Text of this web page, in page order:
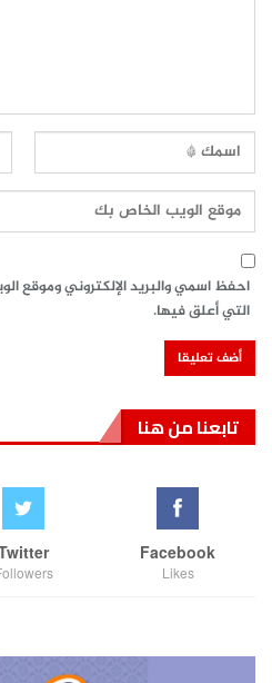
احفظ اسمي والبريد الإلكتروني وموقع
التي أعلق فيها.
تابعنا من هنا
Facebook
Likes